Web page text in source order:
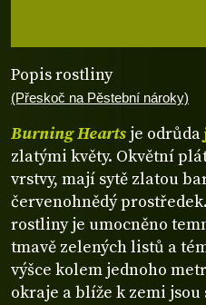
Popis rostliny
(Přeskoč na Pěstební nároky)
Burning Hearts je odrůda
zlatými květy. Okvětní
vrstvy, mají sytě zlatou
červenohnědý
rostliny je umocněno
tmavě zelených listů a
výšce kolem jednoho
okraje a blíže k zemi jsou